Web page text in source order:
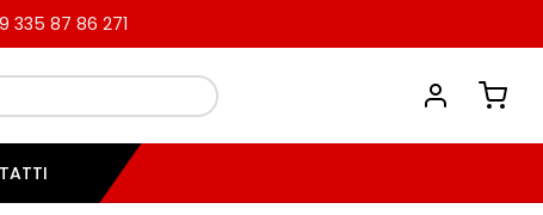
335 87 86 271